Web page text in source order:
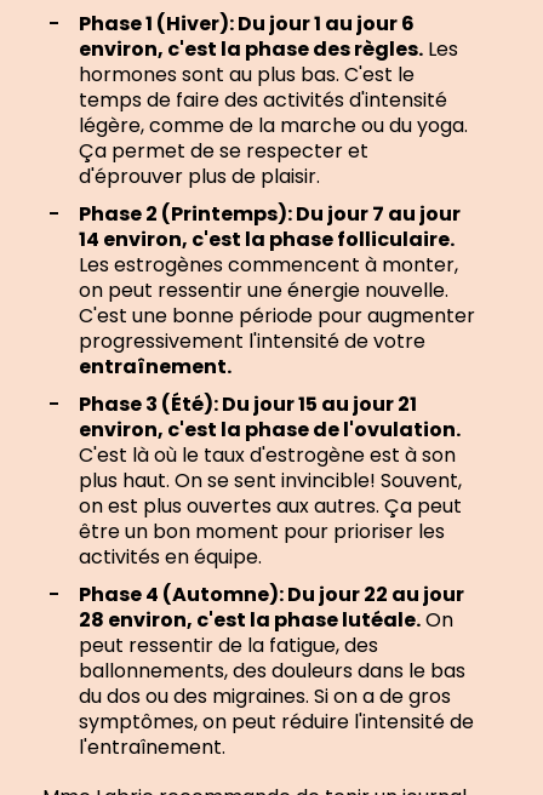
Phase 1 (Hiver): Du jour 1 au jour 6
environ, c'est la phase des règles. Les
hormones sont au plus bas. C'est le
temps de faire des activités d'intensité
légère, comme de la marche ou du yoga.
Ça permet de se respecter et
d'éprouver plus de plaisir.
Phase 2 (Printemps): Du jour 7 au jour
14 environ, c'est la phase folliculaire.
Les estrogènes commencent à monter,
on peut ressentir une énergie nouvelle.
C'est une bonne période pour augmenter
progressivement l'intensité de votre
entraînement.
Phase 3 (Été): Du jour 15 au jour 21
environ, c'est la phase de l'ovulation.
C'est là où le taux d'estrogène est à son
plus haut. On se sent invincible! Souvent,
on est plus ouvertes aux autres. Ça peut
être un bon moment pour prioriser les
activités en équipe.
Phase 4 (Automne): Du jour 22 au jour
28 environ, c'est la phase lutéale.On
peut ressentir de la fatigue, des
ballonnements, des douleurs dans le bas
du dos ou des migraines. Si on a de gros
symptômes, on peut réduire l'intensité de
l'entraînement.